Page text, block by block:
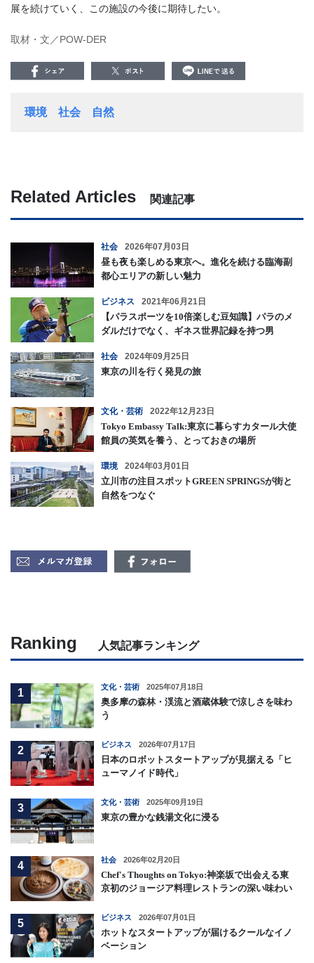
展を続けていく、この施設の今後に期待したい。
取材・文／POW-DER
環境 社会 自然
Related Articles 関連記事
社会 2026年07月03日
昼も夜も楽しめる東京へ。進化を続ける臨海副
都心エリアの新しい魅力
ビジネス 2021年06月21日
【パラスポーツを10倍楽しむ豆知識】パラのメ
ダルだけでなく、ギネス世界記録を持つ男
社会 2024年09月25日
東京の川を行く発見の旅
文化・芸術 2022年12月23日
Tokyo Embassy Talk:東京に暮らすカタール大使
館員の英気を養う、とっておきの場所
環境 2024年03月01日
立川市の注目スポットGREEN SPRINGSが街と
自然をつなぐ
Ranking 人気記事ランキング
1
文化・芸術 2025年07月18日
奥多摩の森林・渓流と酒蔵体験で涼しさを味わ
う
2
ビジネス 2026年07月17日
日本のロボットスタートアップが見据える「ヒ
ューマノイド時代」
3
文化・芸術 2025年09月19日
東京の豊かな銭湯文化に浸る
4
社会 2026年02月20日
Chef's Thoughts on Tokyo:神楽坂で出会える東
京初のジョージア料理レストランの深い味わい
5
ビジネス 2026年07月01日
ホットなスタートアップが届けるクールなイノ
ベーション